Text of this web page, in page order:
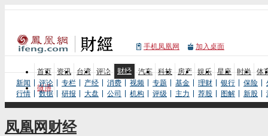
手机凤凰网 加入桌面
首页 资讯 台湾 评论 财经 汽车 科技 房产 娱乐 星座 时尚
体
微博
新闻 评论 专栏 产经 消费 视频 专题 基金 理财 银行 保险
行情
数据 研报 大盘 公司 机构 评级 主力 荐股 图解 新股
凤凰网财经